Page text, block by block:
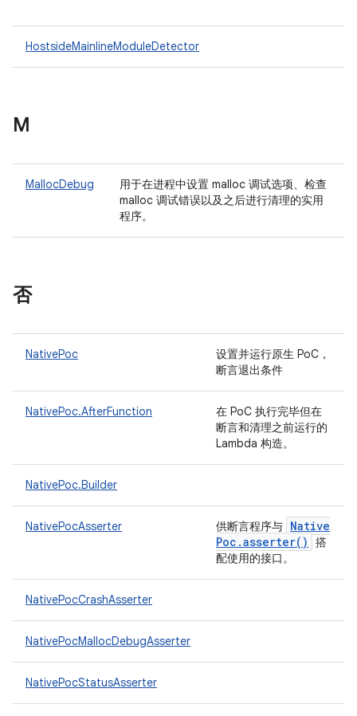
HostsideMainlineModuleDetector
M
MallocDebug
用于在进程中设置 malloc 调试选项、检查
malloc 调试错误以及之后进行清理的实用
程序。
否
NativePoc
设置并运行原生 PoC，
断言退出条件
NativePoc.AfterFunction
在 PoC 执行完毕但在
断言和清理之前运行的
Lambda 构造。
NativePoc.Builder
NativePocAsserter 供断言程序与 Native
Poc .asserter( )
搭
配使用的接口。
NativePocCrashAsserter
NativePocMallocDebugAsserter
NativePocStatusAsserter